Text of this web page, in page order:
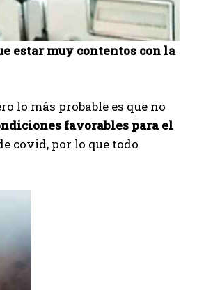
estar muy contentos con la
lo más probable es que no
favorables para el
covid, por lo que todo